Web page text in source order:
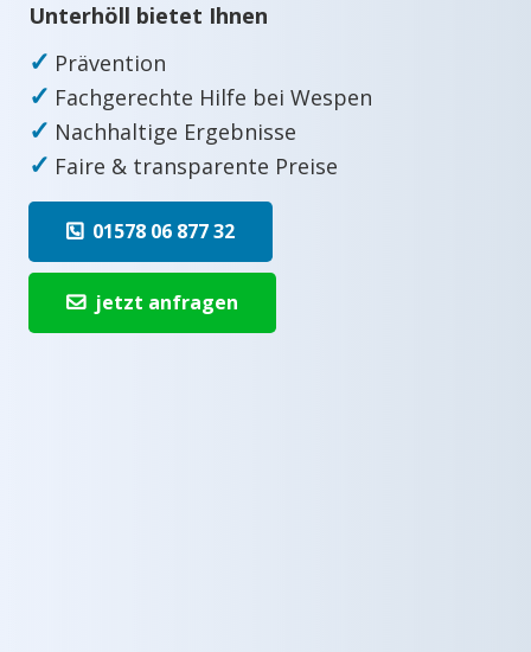
Unterhöll bietet Ihnen
✓ Prävention
✓ Fachgerechte Hilfe bei Wespen
✓ Nachhaltige Ergebnisse
✓ Faire & transparente Preise
01578 06 877 32
jetzt anfragen